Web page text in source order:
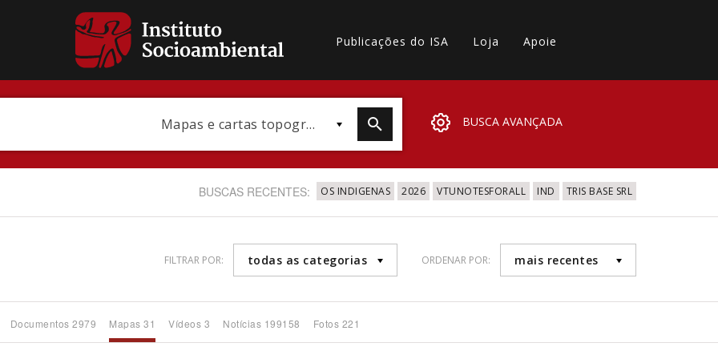
Publicações do ISA Loja Apoie
Mapas e cartas topográficas BUSCA AVANÇADA
BUSCAS RECENTES: OS INDIGENAS 2026 VTUNOTESFORALL IND TRIS BASE SRL
FILTRAR POR: todas as categorias ORDENAR POR: mais recentes
Documentos 2979 Mapas 31 Vídeos 3 Notícias 199158 Fotos 221